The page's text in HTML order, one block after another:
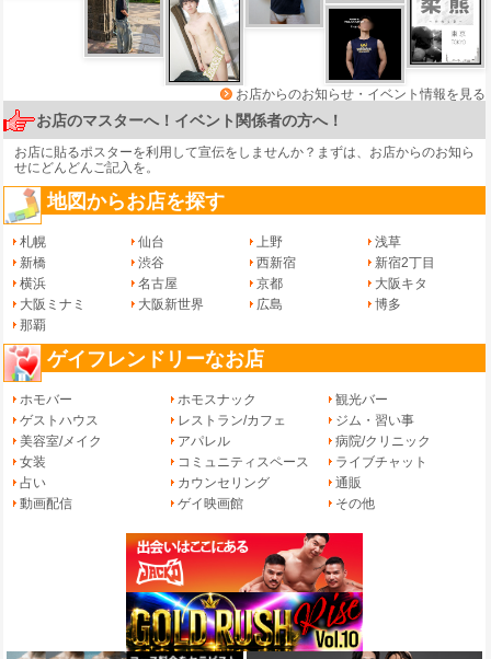
お店からのお知らせ・イベント情報を見る
お店のマスターへ！イベント関係者の方へ！
お店に貼るポスターを利用して宣伝をしませんか？まずは、 お店からのお知ら
せにどんどんご記入を。
地図からお店を探す
札幌 仙台 上野
浅草
新橋
渋谷 西新宿
新宿2丁目
横浜
名古屋 京都
大阪キタ
大阪ミナミ
大阪新世界 広島
博多
那覇
ゲイフレンドリーなお店
ホモバー ホモスナック
観光バー
ゲストハウス
レストラン/カフェ
ジム・習い事
美容室/メイク
アパレル
病院/クリニック
女装
コミュニティスペース
ライブチャット
占い
カウンセリング
通販
動画配信
ゲイ映画館 その他